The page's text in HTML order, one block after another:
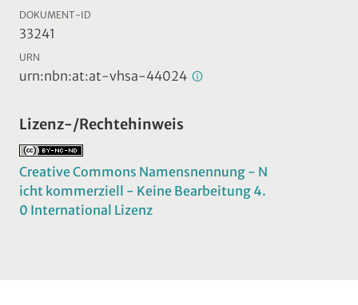
DOKUMENT-ID
33241
URN
urn:nbn:at:at-vhsa-44024
Lizenz-/Rechtehinweis
Creative Commons Namensnennung - N
icht kommerziell - Keine Bearbeitung 4.
0 International Lizenz